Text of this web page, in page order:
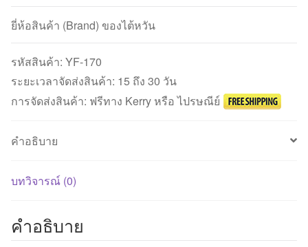
ยี่ห้อสินค้า (Brand) ของไต้หวัน
รหัสสินค้า: YF-170
ระยะเวลาจัดส่งสินค้า: 15 ถึง 30 วัน
การจัดส่งสินค้า: ฟรีทาง Kerry หรือ ไปรษณีย์
คำอธิบาย
บทวิจารณ์ (0)
คำอธิบาย